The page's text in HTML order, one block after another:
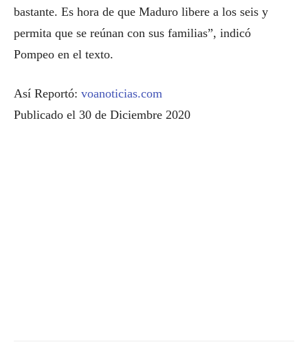
bastante. Es hora de que Maduro libere a los seis y
permita que se reúnan con sus familias”, indicó
Pompeo en el texto.
Así Reportó: voanoticias.com
Publicado el 30 de Diciembre 2020